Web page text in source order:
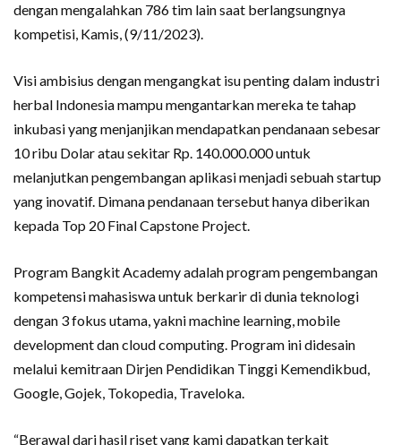
dengan mengalahkan 786 tim lain saat berlangsungnya
kompetisi, Kamis, (9/11/2023).
Visi ambisius dengan mengangkat isu penting dalam industri
herbal Indonesia mampu mengantarkan mereka te tahap
inkubasi yang menjanjikan mendapatkan pendanaan sebesar
10 ribu Dolar atau sekitar Rp. 140.000.000 untuk
melanjutkan pengembangan aplikasi menjadi sebuah startup
yang inovatif. Dimana pendanaan tersebut hanya diberikan
kepada Top 20 Final Capstone Project.
Program Bangkit Academy adalah program pengembangan
kompetensi mahasiswa untuk berkarir di dunia teknologi
dengan 3 fokus utama, yakni machine learning, mobile
development dan cloud computing. Program ini didesain
melalui kemitraan Dirjen Pendidikan Tinggi Kemendikbud,
Google, Gojek, Tokopedia, Traveloka.
“Berawal dari hasil riset yang kami dapatkan terkait